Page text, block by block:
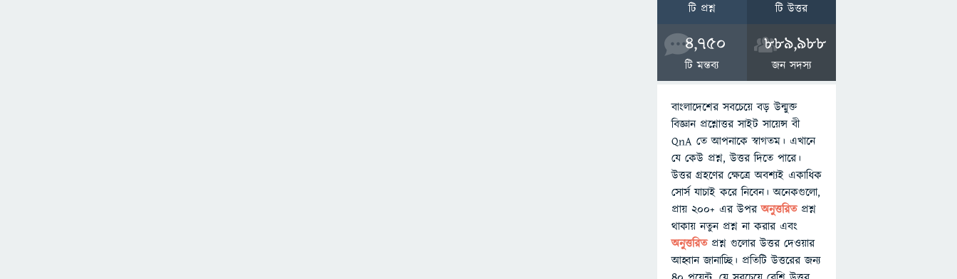
টি প্রশ্ন টি উত্তর
4,750
টি মন্তব্য
889,988
জন সদস্য
বাংলাদেশের সবচেয়ে বড় উন্মুক্ত
বিজ্ঞান প্রশ্নোত্তর সাইট সায়েন্স বী
QnA তে আপনাকে স্বাগতম। এখানে
যে কেউ প্রশ্ন, উত্তর দিতে পারে।
উত্তর গ্রহণের ক্ষেত্রে অবশ্যই একাধিক
সোর্স যাচাই করে নিবেন। অনেকগুলো,
প্রায় ২০০+ এর উপরঅনুত্তরিতপ্রশ্ন
থাকায় নতুন প্রশ্ন না করার এবং
অনুত্তরিত প্রশ্ন গুলোর উত্তর দেওয়ার
আহ্বান জানাচ্ছি। প্রতিটি উত্তরের জন্য